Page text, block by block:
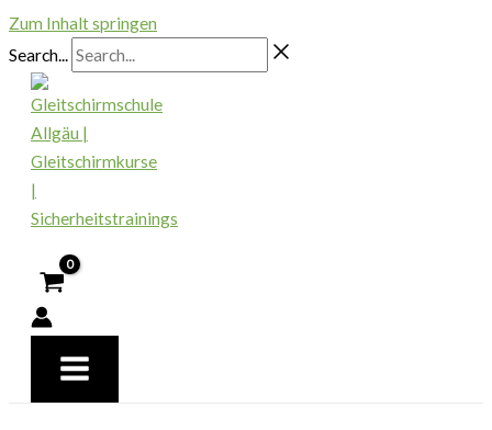
Zum Inhalt springen
Search...